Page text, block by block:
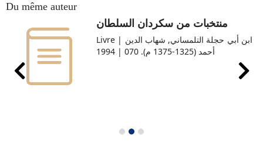
Du même auteur
منتخبات من سكردان السلطان
Livre | ابن أبي حجلة التلمساني, شهاب الدين
أحمد (1325-1375 م). 070 | 1994